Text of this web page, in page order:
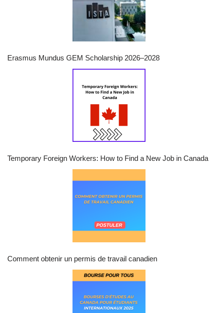
Erasmus Mundus GEM Scholarship 2026–2028
Temporary Foreign Workers: How to Find a New Job in Canada
Comment obtenir un permis de travail canadien